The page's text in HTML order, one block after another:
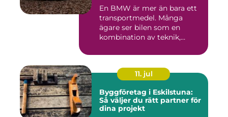
En BMW är mer än bara ett
transportmedel. Många
ägare ser bilen som en
kombination av teknik,
11. jul
Byggföretag i Eskilstuna:
Så väljer du rätt partner för
dina projekt